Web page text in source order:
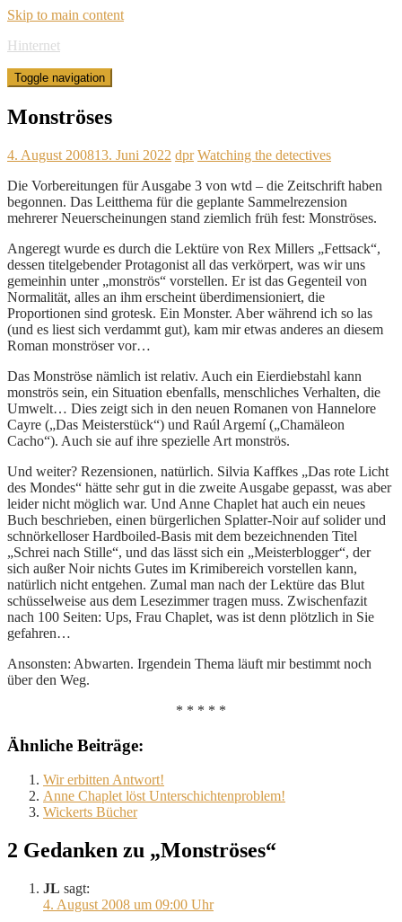
Skip to main content
Hinternet
Toggle navigation
Monströses
4. August 200813. Juni 2022 dpr Watching the detectives
Die Vorbereitungen für Ausgabe 3 von wtd – die Zeitschrift haben
begonnen. Das Leitthema für die geplante Sammelrezension
mehrerer Neuerscheinungen stand ziemlich früh fest: Monströses.
Angeregt wurde es durch die Lektüre von Rex Millers „Fettsack“,
dessen titelgebender Protagonist all das verkörpert, was wir uns
gemeinhin unter „monströs“ vorstellen. Er ist das Gegenteil von
Normalität, alles an ihm erscheint überdimensioniert, die
Proportionen sind grotesk. Ein Monster. Aber während ich so las
(und es liest sich verdammt gut), kam mir etwas anderes an diesem
Roman monströser vor…
Das Monströse nämlich ist relativ. Auch ein Eierdiebstahl kann
monströs sein, ein Situation ebenfalls, menschliches Verhalten, die
Umwelt… Dies zeigt sich in den neuen Romanen von Hannelore
Cayre („Das Meisterstück“) und Raúl Argemí („Chamäleon
Cacho“). Auch sie auf ihre spezielle Art monströs.
Und weiter? Rezensionen, natürlich. Silvia Kaffkes „Das rote Licht
des Mondes“ hätte sehr gut in die zweite Ausgabe gepasst, was aber
leider nicht möglich war. Und Anne Chaplet hat auch ein neues
Buch beschrieben, einen bürgerlichen Splatter-Noir auf solider und
schnörkelloser Hardboiled-Basis mit dem bezeichnenden Titel
„Schrei nach Stille“, und das lässt sich ein „Meisterblogger“, der
sich außer Noir nichts Gutes im Krimibereich vorstellen kann,
natürlich nicht entgehen. Zumal man nach der Lektüre das Blut
schüsselweise aus dem Lesezimmer tragen muss. Zwischenfazit
nach 100 Seiten: Ups, Frau Chaplet, was ist denn plötzlich in Sie
gefahren…
Ansonsten: Abwarten. Irgendein Thema läuft mir bestimmt noch
über den Weg.
* * * * *
Ähnliche Beiträge:
Wir erbitten Antwort!
Anne Chaplet löst Unterschichtenproblem!
Wickerts Bücher
2 Gedanken zu „Monströses“
JL sagt:
4. August 2008 um 09:00 Uhr